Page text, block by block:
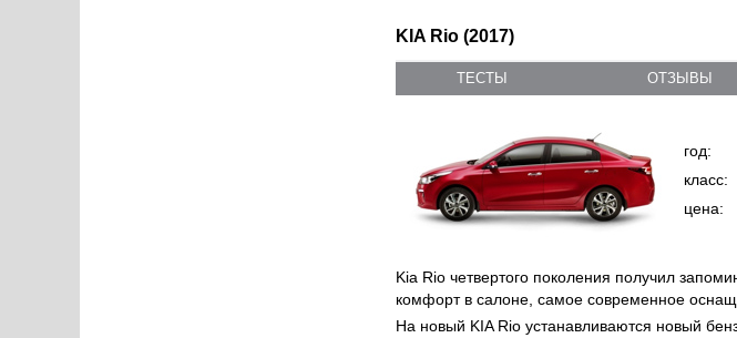
KIA Rio (2017)
ТЕСТЫ ОТЗЫВЫ
год:
класс:
цена:
Kia Rio четвертого поколения получил
комфорт в салоне, самое современное
На новый KIA Rio устанавливаются новый